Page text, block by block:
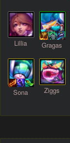
Lillia Gragas
Sona Ziggs